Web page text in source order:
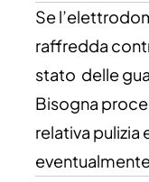
Se
raffredda
stato delle
Bisogna
relativa pulizia